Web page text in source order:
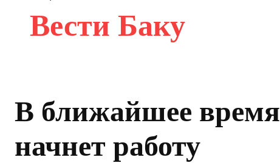
Вести Баку
В ближайшее время
начнет работу